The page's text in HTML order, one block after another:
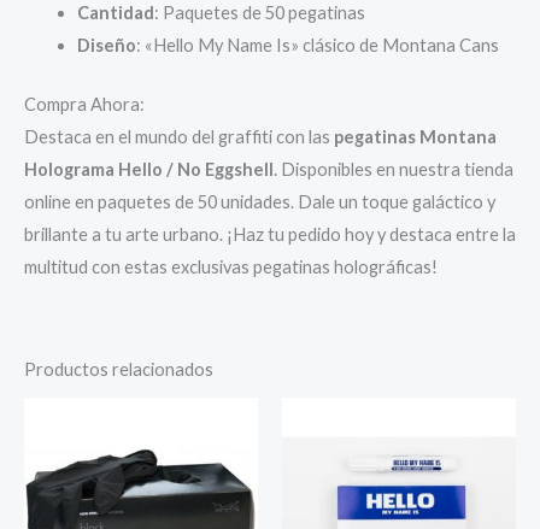
Cantidad: Paquetes de 50 pegatinas
Diseño: «Hello My Name Is» clásico de Montana Cans
Compra Ahora:
Destaca en el mundo del graffiti con las pegatinas Montana
Holograma Hello / No Eggshell. Disponibles en nuestra tienda
online en paquetes de 50 unidades. Dale un toque galáctico y
brillante a tu arte urbano. ¡Haz tu pedido hoy y destaca entre la
multitud con estas exclusivas pegatinas holográficas!
Productos relacionados